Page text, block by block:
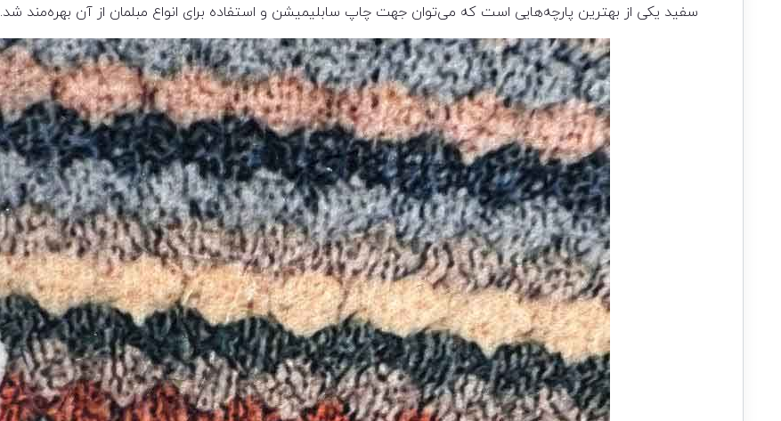
سفید یکی از بهترین پارچه‌هایی است که می‌توان جهت چاپ سابلیمیشن و استفاده برای انواع مبلمان از آن بهره‌مند شد.